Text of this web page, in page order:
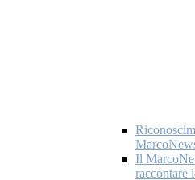
Il
raccontare